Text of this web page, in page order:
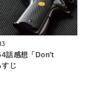
話感想「Don’t
じ